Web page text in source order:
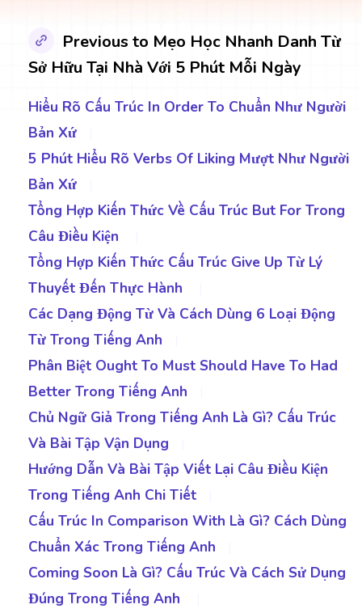
Previous to Mẹo Học Nhanh Danh Từ
Sở Hữu Tại Nhà Với 5 Phút Mỗi Ngày
Hiểu Rõ Cấu Trúc In Order To Chuẩn Như Người
Bản Xứ
5 Phút Hiểu Rõ Verbs Of Liking Mượt Như Người
Bản Xứ
Tổng Hợp Kiến Thức Về Cấu Trúc But For Trong
Câu Điều Kiện
Tổng Hợp Kiến Thức Cấu Trúc Give Up Từ Lý
Thuyết Đến Thực Hành
Các Dạng Động Từ Và Cách Dùng 6 Loại Động
Từ Trong Tiếng Anh
Phân Biệt Ought To Must Should Have To Had
Better Trong Tiếng Anh
Chủ Ngữ Giả Trong Tiếng Anh Là Gì? Cấu Trúc
Và Bài Tập Vận Dụng
Hướng Dẫn Và Bài Tập Viết Lại Câu Điều Kiện
Trong Tiếng Anh Chi Tiết
Cấu Trúc In Comparison With Là Gì? Cách Dùng
Chuẩn Xác Trong Tiếng Anh
Coming Soon Là Gì? Cấu Trúc Và Cách Sử Dụng
Đúng Trong Tiếng Anh